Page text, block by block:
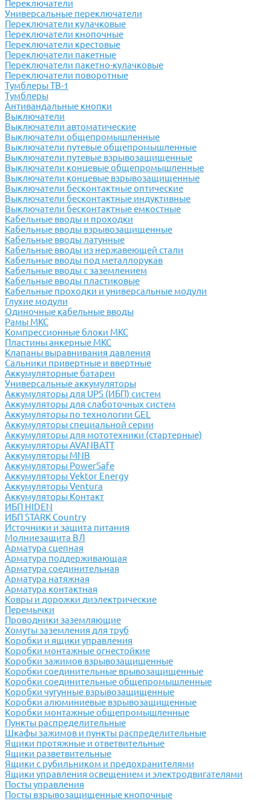
Переключатели
Универсальные переключатели
Переключатели кулачковые
Переключатели кнопочные
Переключатели крестовые
Переключатели пакетные
Переключатели пакетно-кулачковые
Переключатели поворотные
Тумблеры ТВ-1
Тумблеры
Антивандальные кнопки
Выключатели
Выключатели автоматические
Выключатели общепромышленные
Выключатели путевые общепромышленные
Выключатели путевые взрывозащищенные
Выключатели концевые общепромышленные
Выключатели концевые взрывозащищенные
Выключатели бесконтактные оптические
Выключатели бесконтактные индуктивные
Выключатели бесконтактные емкостные
Кабельные вводы и проходки
Кабельные вводы взрывозащищенные
Кабельные вводы латунные
Кабельные вводы из нержавеющей стали
Кабельные вводы под металлорукав
Кабельные вводы с заземлением
Кабельные вводы пластиковые
Кабельные проходки и универсальные модули
Глухие модули
Одиночные кабельные вводы
Рамы МКС
Компрессионные блоки МКС
Пластины анкерные МКС
Клапаны выравнивания давления
Сальники привертные и ввертные
Аккумуляторные батареи
Универсальные аккумуляторы
Аккумуляторы для UPS (ИБП) систем
Аккумуляторы для слаботочных систем
Аккумуляторы по технологии GEL
Аккумуляторы специальной серии
Аккумуляторы для мототехники (стартерные)
Аккумуляторы AVANBATT
Аккумуляторы MNB
Аккумуляторы PowerSafe
Аккумуляторы Vektor Energy
Аккумуляторы Ventura
Аккумуляторы Контакт
ИБП HIDEN
ИБП STARK Country
Источники и защита питания
Молниезащита ВЛ
Арматура сцепная
Арматура поддерживающая
Арматура соединительная
Арматура натяжная
Арматура контактная
Ковры и дорожки диэлектрические
Перемычки
Проводники заземляющие
Хомуты заземления для труб
Коробки и ящики управления
Коробки монтажные огнестойкие
Коробки зажимов взрывозащищенные
Коробки соединительные врывозащищенные
Коробки соединительные общепромышленные
Коробки чугунные взрывозащищенные
Коробки алюминиевые взрывозащищенные
Коробки монтажные общепромышленные
Пункты распределительные
Шкафы зажимов и пункты распределительные
Ящики протяжные и ответвительные
Ящики разветвительные
Ящики с рубильником и предохранителями
Ящики управления освещением и электродвигателями
Посты управления
Посты взрывозащищенные кнопочные